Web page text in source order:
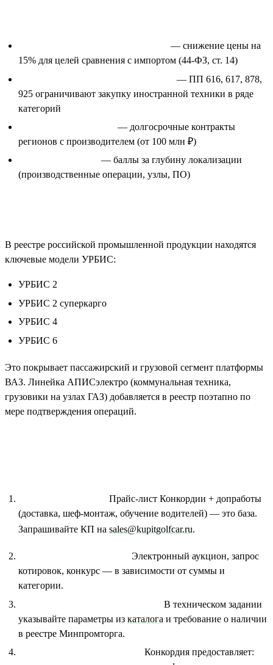
— снижение цены на
15% для целей сравнения с импортом (44-ФЗ, ст. 14)
— ПП 616, 617, 878,
925 ограничивают закупку иностранной техники в ряде
категорий
— долгосрочные контракты
регионов с производителем (от 100 млн ₽)
— баллы за глубину локализации
(производственные операции, узлы, ПО)
В реестре российской промышленной продукции находятся
ключевые модели УРБИС:
УРБИС 2
УРБИС 2 суперкарго
УРБИС 4
УРБИС 6
Это покрывает пассажирский и грузовой сегмент платформы
ВАЗ. Линейка АПИСэлектро (коммунальная техника,
грузовики на узлах ГАЗ) добавляется в реестр поэтапно по
мере подтверждения операций.
Прайс-лист Конкордии + допработы
(доставка, шеф-монтаж, обучение водителей) — это база.
Запрашивайте КП наsales@kupitgolfcar.ru.
Электронный аукцион, запрос
котировок, конкурс — в зависимости от суммы и
категории.
В техническом задании
указывайте параметры изкаталога и требование о наличии
в реестре Минпромторга.
Конкордия предоставляет: